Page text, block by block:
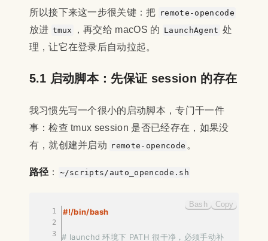
所以接下来这一步很关键：把 remote-opencode
放进 tmux ，再交给 macOS 的 LaunchAgent 处
理，让它在登录后自动拉起。
5.1 启动脚本：先保证 session 的存在
我习惯先写一个很小的启动脚本，专门干一件
事：检查 tmux session 是否已经存在，如果没
有，就创建并启动 remote-opencode 。
路径 ： ~/scripts/auto_opencode.sh
#!/bin/bash
# launchd 环境下 PATH 很干净，必须手动补
Bash Copy